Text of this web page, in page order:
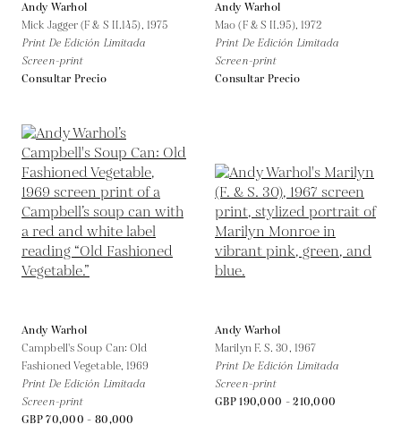
Andy Warhol
Mick Jagger (F & S II.145), 1975
Print De Edición Limitada
Screen-print
Consultar Precio
Andy Warhol
Mao (F & S II.95), 1972
Print De Edición Limitada
Screen-print
Consultar Precio
Andy Warhol
Campbell's Soup Can: Old
Fashioned Vegetable,1969
Print De Edición Limitada
Screen-print
GBP 70,000 - 80,000
Andy Warhol
Marilyn F. S. 30, 1967
Print De Edición Limitada
Screen-print
GBP 190,000 - 210,000